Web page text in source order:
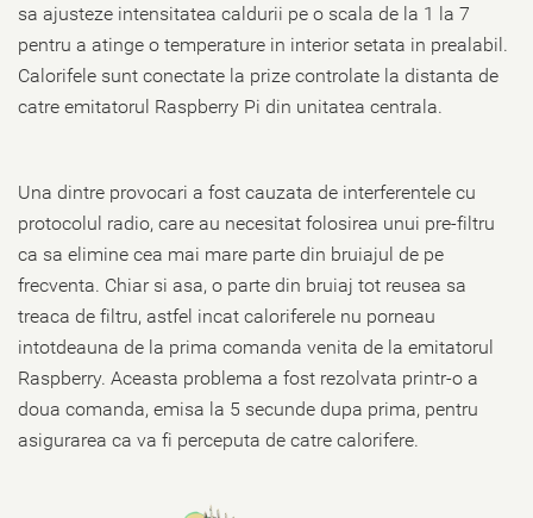
sa ajusteze intensitatea caldurii pe o scala de la 1 la 7
pentru a atinge o temperature in interior setata in prealabil.
Calorifele sunt conectate la prize controlate la distanta de
catre emitatorul Raspberry Pi din unitatea centrala.
Una dintre provocari a fost cauzata de interferentele cu
protocolul radio, care au necesitat folosirea unui pre-filtru
ca sa elimine cea mai mare parte din bruiajul de pe
frecventa. Chiar si asa, o parte din bruiaj tot reusea sa
treaca de filtru, astfel incat caloriferele nu porneau
intotdeauna de la prima comanda venita de la emitatorul
Raspberry. Aceasta problema a fost rezolvata printr-o a
doua comanda, emisa la 5 secunde dupa prima, pentru
asigurarea ca va fi perceputa de catre calorifere.